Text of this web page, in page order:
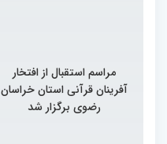
مراسم استقبال از افتخار
آفرینان قرآنی استان خراسان
رضوی برگزار شد